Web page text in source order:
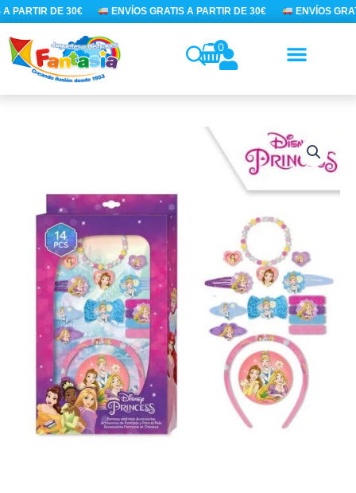
Ir
al
contenido
PARTIR DE 30€ ENVÍOS GRATIS A PARTIR DE 30€ ENVÍOS
0